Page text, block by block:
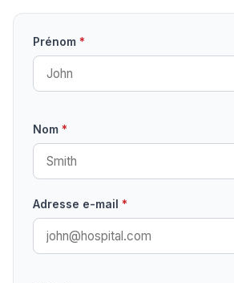
Prénom *
Nom *
Adresse e-mail *